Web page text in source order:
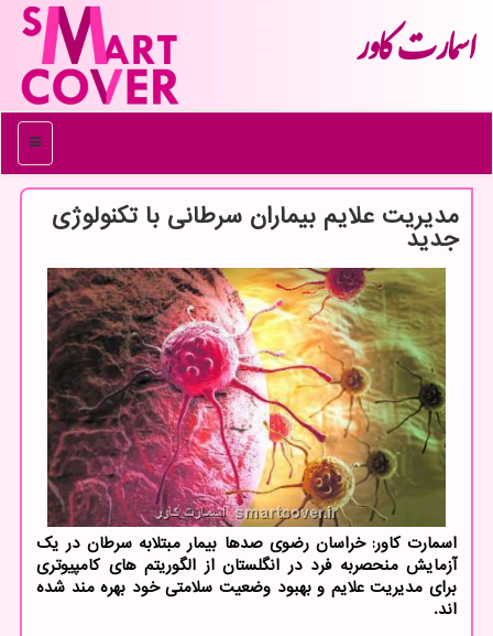
اسمارت كاور
منو
مدیریت علایم بیماران سرطانی با تكنولوژی
جدید
اسمارت کاور: خراسان رضوی صدها بیمار مبتلابه سرطان در یک
آزمایش منحصربه فرد در انگلستان از الگوریتم های کامپیوتری
برای مدیریت علایم و بهبود وضعیت سلامتی خود بهره مند شده
اند.